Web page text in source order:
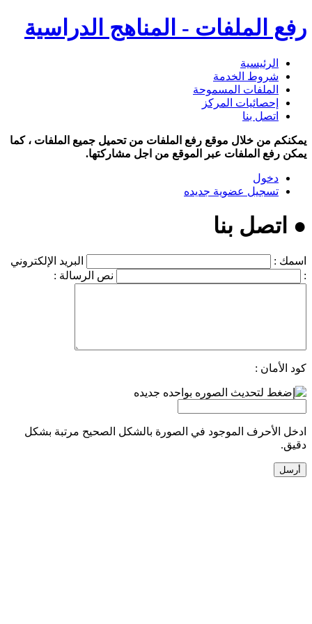
رفع الملفات - المناهج الدراسية
الرئيسية
شروط الخدمة
الملفات المسموحة
إحصائيات المركز
اتصل بنا
يمكنكم من خلال موقع رفع الملفات من تحميل جميع الملفات ، كما
يمكن رفع الملفات عبر الموقع من اجل مشاركتها.
دخول
تسجيل عضوية جديده
● اتصل بنا
اسمك :
البريد الإلكتروني
:
نص الرسالة :
كود الأمان :
ادخل الأحرف الموجود في الصورة بالشكل الصحيح مرتبة بشكل
دقيق.